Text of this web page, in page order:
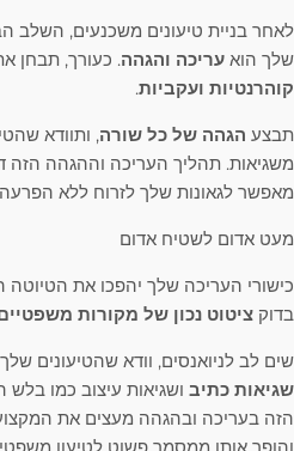
לאחר בניית טיעונים משכנעים,
שלך הוא עריכה והגהה. כעורך, תבחן
קוהרנטיות ועקביות.
תבצע הגהה של כל שורה, ותוודא
משגיאות. תהליך העריכה וההגהה הזה
מאפשר לגאונות שלך לזרוח ללא
מעט אדום לשטיח אדום
כישורי העריכה שלך יהפכו את הטיוטה
בדוק ציטוט נכון של מקורות
שים לב לניואנסים, וודא שהטיעונים
שגיאות כתיב ושגיאות עיצוב כמו
הזה בעריכה ובהגהה מעצים את